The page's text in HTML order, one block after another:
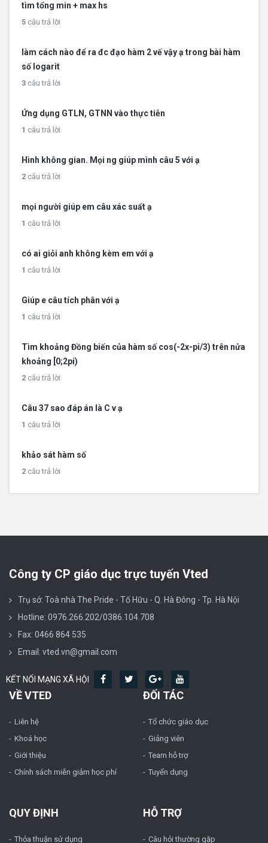
tìm tổng min + max hs
5 câu trả lời
làm cách nào để ra đc đạo hàm 2 vế vậy ạ trong bài hàm
số logarit
3 câu trả lời
Ứng dụng GTLN, GTNN vào thực tiễn
1 câu trả lời
Hình không gian. Mọi ng giúp mình câu 5 với ạ
2 câu trả lời
mọi người giúp em câu xác suất ạ
1 câu trả lời
có ai giỏi anh không kèm em với ạ
1 câu trả lời
Giúp e câu tích phân với ạ
1 câu trả lời
Tìm khoảng Đồng biến của hàm số cos(-2x-pi/3) trên nửa
khoảng [0;2pi)
2 câu trả lời
Câu 37 sao đáp án là C v ạ
1 câu trả lời
khảo sát hàm số
2 câu trả lời
Công ty CP giáo dục trực tuyến Vted
Trụ sở: Toà nhà The Pride - Tố Hữu - Q. Hà Đông - Tp. Hà Nội
Hotline: 0976.266.202/0386.104.708
Fax: 0466 864 535
Email: vted.vn@gmail.com
KẾT NỐI MẠNG XÃ HỘI
VỀ VTED
Liên hệ
Khoá học
Giới thiệu
Chính sách miễn giảm học phí
ĐỐI TÁC
Tổ chức giáo dục
Giảng viên
Team hỗ trợ
Tuyển dụng
QUY ĐỊNH
Thỏa thuận sử dụng
HỖ TRỢ
Câu hỏi thường gặp